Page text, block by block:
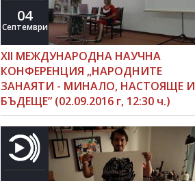
04
Септември
ХІІ МЕЖДУНАРОДНА НАУЧНА
КОНФЕРЕНЦИЯ „НАРОДНИТЕ
ЗАНАЯТИ - МИНАЛО, НАСТОЯЩЕ И
БЪДЕЩЕ” (02.09.2016 г, 12:30 ч.)